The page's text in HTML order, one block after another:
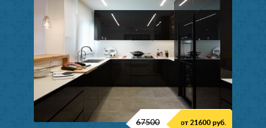
67500 от 21600 руб.